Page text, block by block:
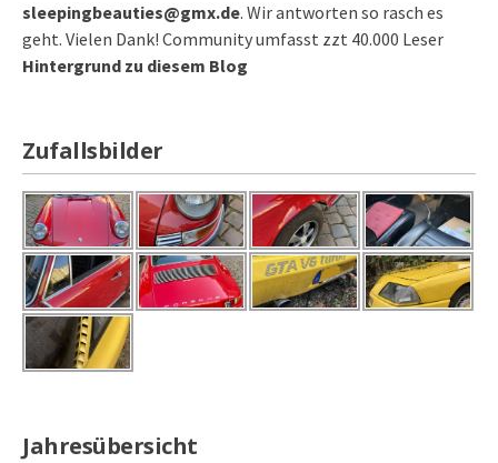
sleepingbeauties@gmx.de. Wir antworten so rasch es
geht. Vielen Dank! Community umfasst zzt 40.000 Leser
Hintergrund zu diesem Blog
Zufallsbilder
Jahresübersicht